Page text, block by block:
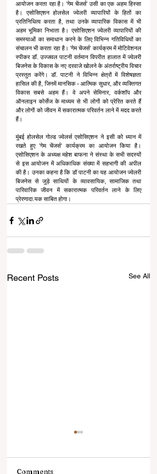
आयोजन करता रहा है। 'गेम चेंजर्स' उसी का एक अहम हिस्सा
है। एसोसिएशन होलसेल ज्वेलरी व्यापारियों के हितों का
प्रतिनिधित्व करता है, तथा उनके व्यापारिक विकास में भी
अहम भूमिका निभाता है। एसोसिएशन ज्वेलरी व्यापारियों की
समस्याओं का समाधान करने के लिए विभिन्न गतिविधियों का
संचालन भी करता रहा है। 'गेम चेंजर्स' कार्यक्रम में मोटिवेशनल
स्पीकर डॉ. उज्जवल पाटनी वर्तमान विपरीत हालात में ज्वेलरी
बिजनेस के विकास के नए दरवाजे खोलने के अंतर्राष्ट्रीय विचार
प्रस्तुत करेंगे। डॉ. पाटनी ने विभिन्न क्षेत्रों में विशेषज्ञता
हासिल की है, जिनमें मानसिक - आत्मिक सुधार, और व्यक्तिगत
विकास सबसे अहम हैं। वे अपने सेमिनार, वर्कशॉप और
ऑनलाइन कोर्सेज के माध्यम से भी लोगों को प्रेरित करते हैं
और लोगों को जीवन में सकारात्मक परिवर्तन लाने में मदद करते
हैं।
मुंबई होलसेल गोल्ड ज्वेलर्स एसोसिएशन ने इसी को ध्यान में
रखते हुए 'गेम चेंजर्स' कार्यक्रम का आयोजन किया है।
एसोसिएशन के अध्यक्ष महेश बाफना ने संस्था के सभी सदस्यों
से इस आयोजन में अधिकाधिक संख्या में सहभागी की अपील
की है। उनका कहना है कि डॉ पाटनी का यह आयोजन ज्वेलरी
बिजनेस से जुड़े साथियों के व्यावसायिक, सामाजिक तथा
पारिवारिक जीवन में सकारात्मक परिवर्तन लाने के लिए
प्रेरणादा.यक साबित होगा।
Recent Posts See All
Comments